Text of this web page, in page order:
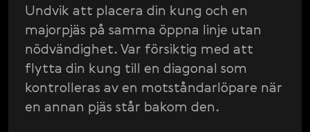
Undvik att placera din kung och en
majorpjäs på samma öppna linje utan
nödvändighet. Var försiktig med att
flytta din kung till en diagonal som
kontrolleras av en motståndarlöpare när
en annan pjäs står bakom den.